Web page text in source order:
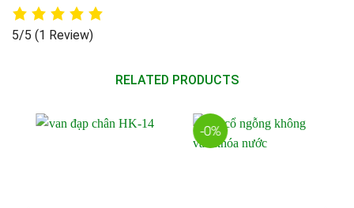
5/5 (1 Review)
RELATED PRODUCTS
-0%